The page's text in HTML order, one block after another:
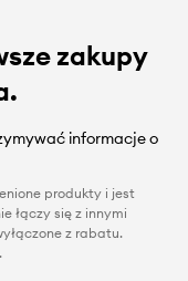
zakupy
informacje o
produkty i jest
łączy się z innymi
z rabatu.
.